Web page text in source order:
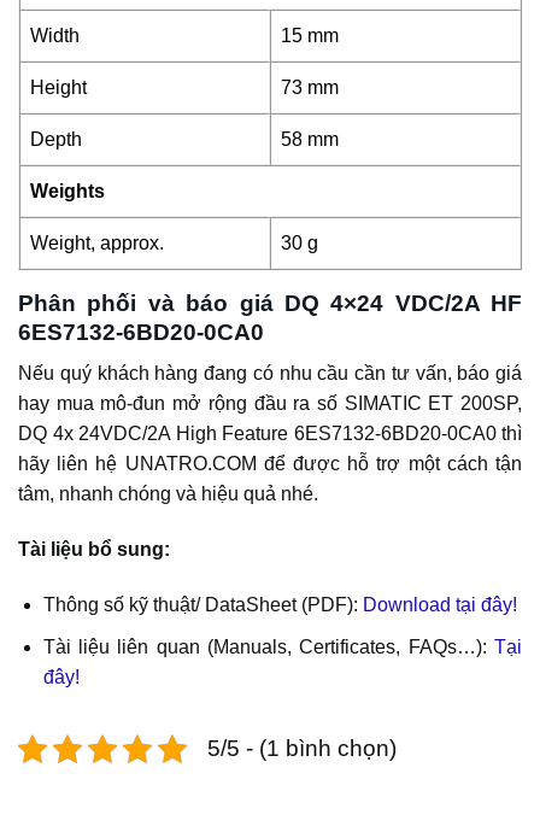
Width 15 mm
Height 73 mm
Depth 58 mm
Weights
Weight, approx. 30 g
Phân phối và báo giá DQ 4×24 VDC/2A HF
6ES7132-6BD20-0CA0
Nếu quý khách hàng đang có nhu cầu cần tư vấn, báo giá
hay mua mô-đun mở rộng đầu ra số SIMATIC ET 200SP,
DQ 4x 24VDC/2A High Feature 6ES7132-6BD20-0CA0 thì
hãy liên hệ UNATRO.COM để được hỗ trợ một cách tận
tâm, nhanh chóng và hiệu quả nhé.
Tài liệu bổ sung:
Thông số kỹ thuật/ DataSheet (PDF): Download tại đây!
Tài liệu liên quan (Manuals, Certificates, FAQs…): Tại
đây!
5/5 - (1 bình chọn)